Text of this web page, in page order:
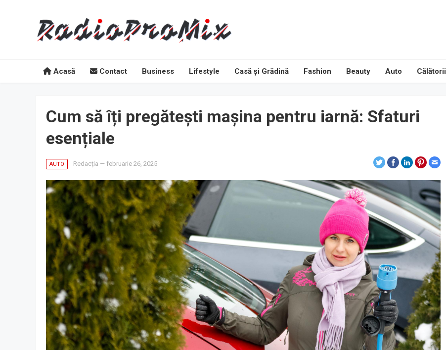
Acasă Contact Business Lifestyle Casă și Grădină Fashion Beauty Auto Călătorii
Cum să îți pregătești mașina pentru iarnă: Sfaturi
esențiale
AUTO Redacția — februarie 26, 2025